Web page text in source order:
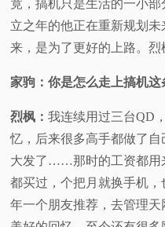
验
专
题
竟，搞机只是生活的一小
立之年的他正在重新规划
来，是为了更好的上路。烈
家驹：你是怎么走上搞机这
烈枫：我连续用过三台QD
忆，后来很多高手都做了
大发了……那时的工资都用
都买过，个把月就换手机
年一个朋友推荐，去管理